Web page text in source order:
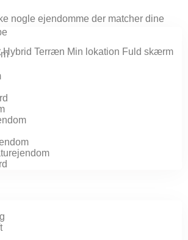
nogle ejendomme der matcher dine
Hybrid Terræn Min lokation Fuld skærm